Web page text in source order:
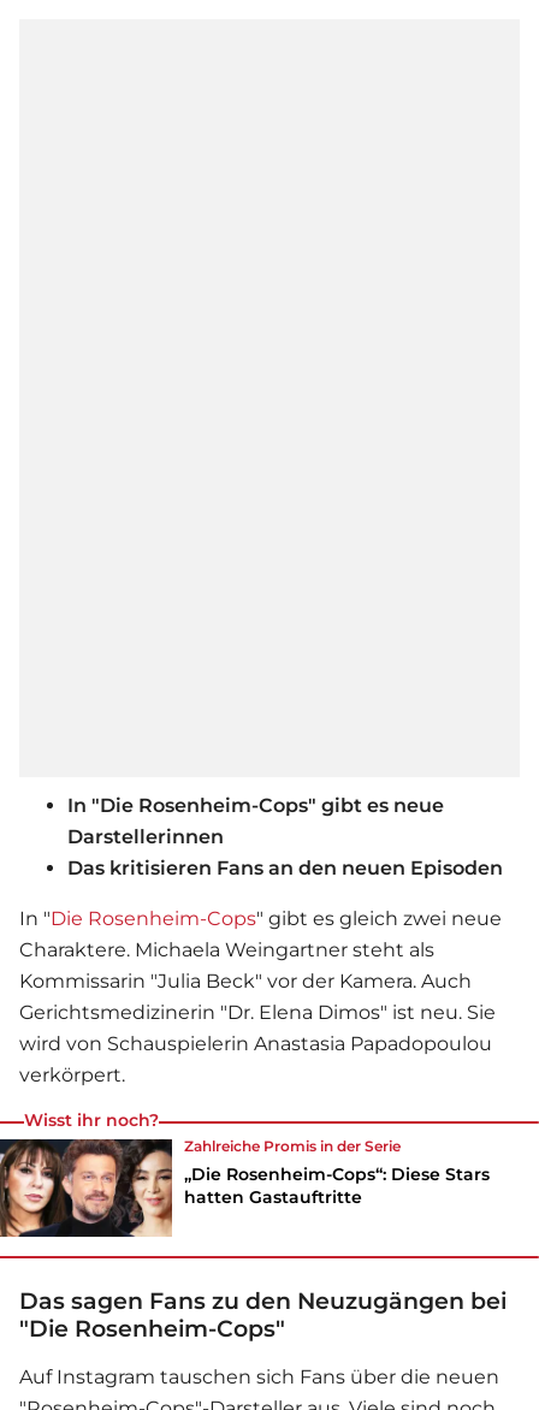
In "Die Rosenheim-Cops" gibt es neue
Darstellerinnen
Das kritisieren Fans an den neuen Episoden
In "Die Rosenheim-Cops" gibt es gleich zwei neue
Charaktere. Michaela Weingartner steht als
Kommissarin "Julia Beck" vor der Kamera. Auch
Gerichtsmedizinerin "Dr. Elena Dimos" ist neu. Sie
wird von Schauspielerin Anastasia Papadopoulou
verkörpert.
Wisst ihr noch?
Zahlreiche Promis in derSerie
„Die Rosenheim-Cops“: Diese Stars
hatten Gastauftritte
Das sagen Fans zu den Neuzugängen bei
"Die Rosenheim-Cops"
Auf Instagram tauschen sich Fans über die neuen